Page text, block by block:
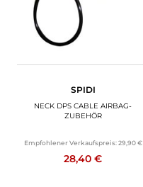
SPIDI
NECK DPS CABLE AIRBAG-
ZUBEHÖR
Empfohlener Verkaufspreis: 29,90 €
28,40 €